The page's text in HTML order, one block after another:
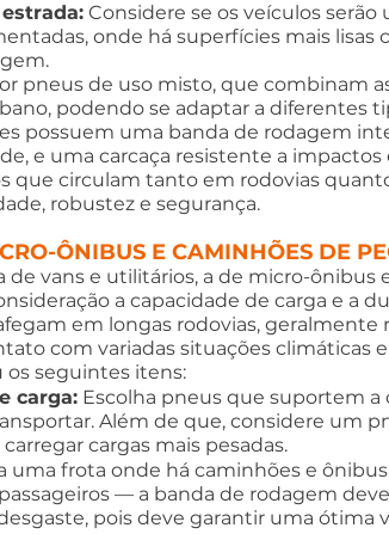
Considere se os veículos
onde há superfícies mais
pneus de uso misto, que combinam
podendo se adaptar a diferentes
possuem uma banda de rodagem
e uma carcaça resistente a
que circulam tanto em rodovias
robustez e segurança.
ÔNIBUS E CAMINHÕES DE
de vans e utilitários, a de micro-
a capacidade de carga e a
em longas rodovias, geralmente
com variadas situações climáticas e
seguintes itens:
carga: Escolha pneus que suportem a
Além de que, considere um
cargas mais pesadas.
uma frota onde há caminhões e
— a banda de rodagem
pois deve garantir uma ótima